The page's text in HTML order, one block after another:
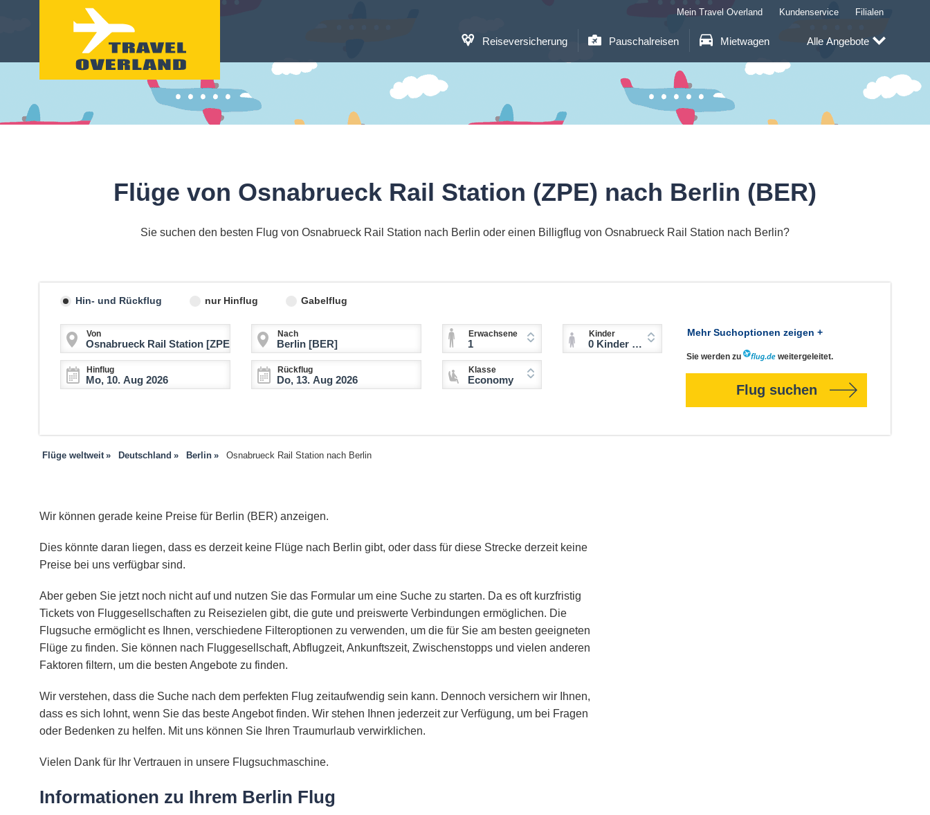
Reiseversicherung Pauschalreisen Mietwagen
Mein Travel Overland Kundenservice Filialen
Alle Angebote
Flüge von Osnabrueck Rail Station (ZPE) nach Berlin (BER)
Sie suchen den besten Flug von Osnabrueck Rail Station nach Berlin oder einen Billigflug von Osnabrueck Rail Station nach Berlin?
Hin- und Rückflug nur Hinflug Gabelflug
Von Nach
Hinflug Rückflug
Erwachsene
1
Kinder
0 Kinder (2-11 Jahre)
Klasse
Economy
Mehr Suchoptionen zeigen +
Sie werden zu weitergeleitet.
Flug suchen
Flüge weltweit Deutschland Berlin Osnabrueck Rail Station nach Berlin
Wir können gerade keine Preise für Berlin (BER) anzeigen.
Dies könnte daran liegen, dass es derzeit keine Flüge nach Berlin gibt, oder dass für diese Strecke derzeit keine
Preise bei uns verfügbar sind.
Aber geben Sie jetzt noch nicht auf und nutzen Sie das Formular um eine Suche zu starten. Da es oft kurzfristig
Tickets von Fluggesellschaften zu Reisezielen gibt, die gute und preiswerte Verbindungen ermöglichen. Die
Flugsuche ermöglicht es Ihnen, verschiedene Filteroptionen zu verwenden, um die für Sie am besten geeigneten
Flüge zu finden. Sie können nach Fluggesellschaft, Abflugzeit, Ankunftszeit, Zwischenstopps und vielen anderen
Faktoren filtern, um die besten Angebote zu finden.
Wir verstehen, dass die Suche nach dem perfekten Flug zeitaufwendig sein kann. Dennoch versichern wir Ihnen,
dass es sich lohnt, wenn Sie das beste Angebot finden. Wir stehen Ihnen jederzeit zur Verfügung, um bei Fragen
oder Bedenken zu helfen. Mit uns können Sie Ihren Traumurlaub verwirklichen.
Vielen Dank für Ihr Vertrauen in unsere Flugsuchmaschine.
Informationen zu Ihrem Berlin Flug